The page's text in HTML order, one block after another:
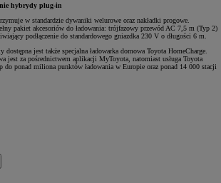
hybrydy plug-in
w standardzie dywaniki welurowe oraz nakładki progowe.
pakiet akcesoriów do ładowania: trójfazowy przewód AC 7,5 m (Typ 2)
podłączenie do standardowego gniazdka 230 V o długości 6 m.
dostępna jest także specjalna ładowarka domowa Toyota HomeCharge.
jest za pośrednictwem aplikacji MyToyota, natomiast usługa Toyota
do ponad miliona punktów ładowania w Europie oraz ponad 14 000 stacji